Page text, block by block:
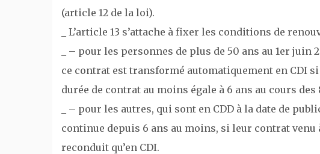
(article 12 de la loi).
_ L’article 13 s’attache à fixer les conditions de
_ – pour les personnes de plus de 50 ans au 1er
ce contrat est transformé automatiquement en CDI
durée de contrat au moins égale à 6 ans au cours
_ – pour les autres, qui sont en CDD à la date de
continue depuis 6 ans au moins, si leur contrat
reconduit qu’en CDI.